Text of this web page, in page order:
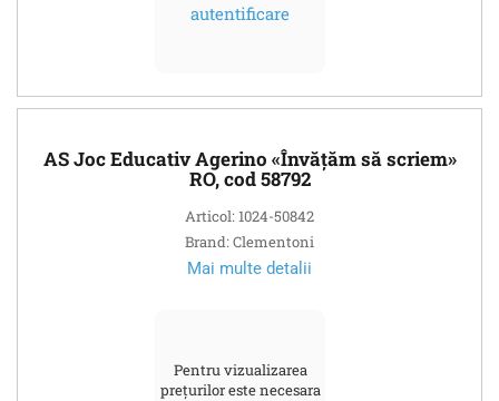
autentificare
AS Joc Educativ Agerino «Învățăm să scriem»
RO, cod 58792
Articol: 1024-50842
Brand: Clementoni
Mai multe detalii
Pentru vizualizarea
prețurilor este necesara